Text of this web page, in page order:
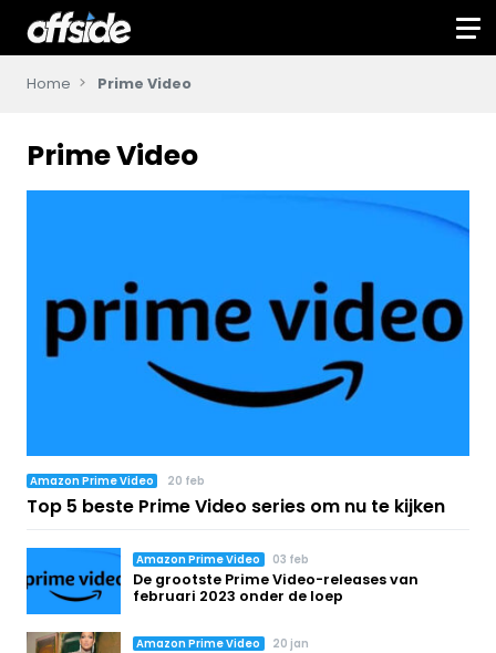
Home Prime Video
Prime Video
Amazon Prime Video 20 feb
Top 5 beste Prime Video series om nu te kijken
Amazon Prime Video 03 feb
De grootste Prime Video-releases van
februari 2023 onder de loep
Amazon Prime Video 20 jan